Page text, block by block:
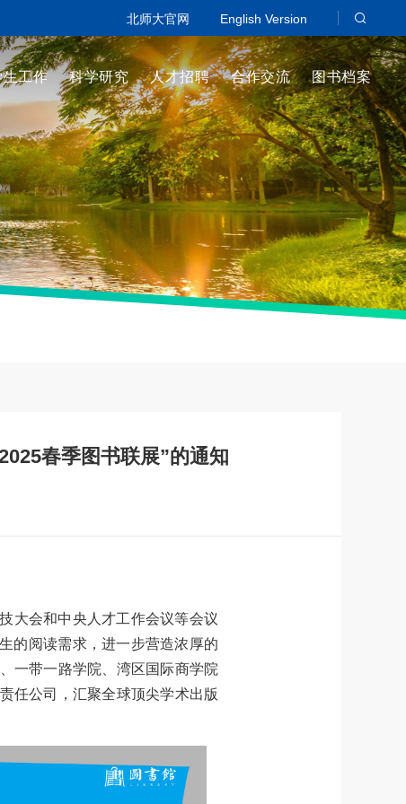
北师大官网 English Version
生工作 科学研究 人才招聘 合作交流 图书档案
春季图书联展”的通知
大会和中央人才工作会议等会议
的阅读需求，进一步营造浓厚的
一带一路学院、湾区国际商学院
任公司，汇聚全球顶尖学术出版